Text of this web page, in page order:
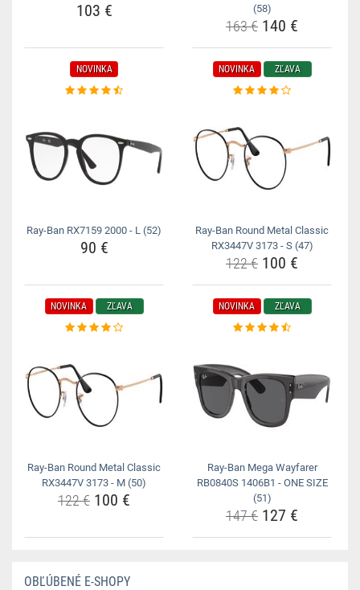
103 €
(58)
163 € 140 €
NOVINKA
Ray-Ban RX7159 2000 - L (52)
90 €
NOVINKA ZĽAVA
Ray-Ban Round Metal Classic
RX3447V 3173 - S (47)
122 € 100 €
NOVINKA ZĽAVA
Ray-Ban Round Metal Classic
RX3447V 3173 - M (50)
122 € 100 €
NOVINKA ZĽAVA
Ray-Ban Mega Wayfarer
RB0840S 1406B1 - ONE SIZE
(51)
147 € 127 €
OBĽÚBENÉ E-SHOPY